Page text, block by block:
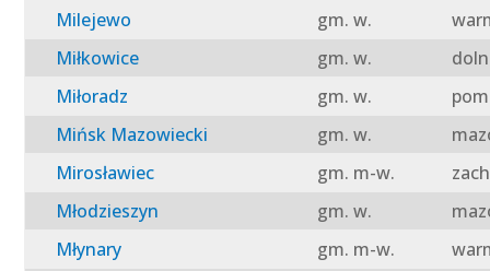
Milejewo
gm. w.
Miłkowice
gm. w.
Miłoradz
gm. w.
Mińsk Mazowiecki
gm. w.
Mirosławiec
gm. m-w.
Młodzieszyn
gm. w.
Młynary
gm. m-w.